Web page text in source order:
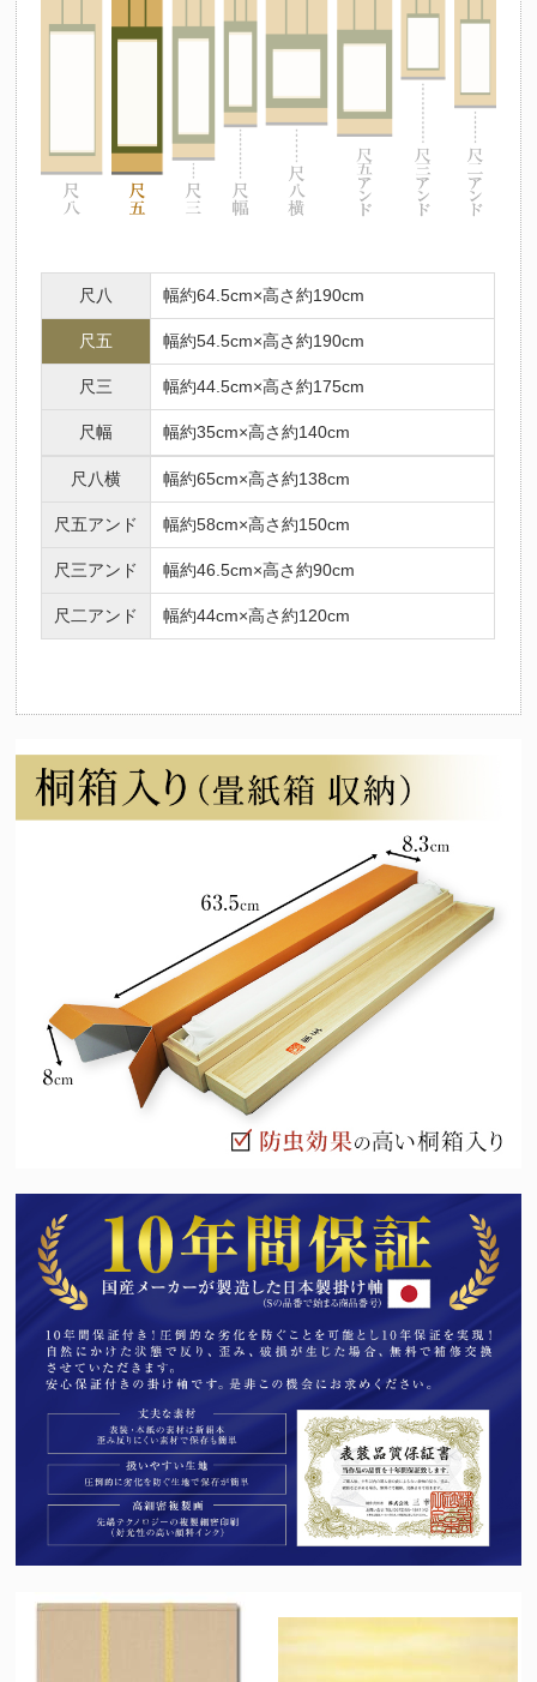
尺八 幅約64.5cm×高さ約190cm
尺五 幅約54.5cm×高さ約190cm
尺三 幅約44.5cm×高さ約175cm
尺幅 幅約35cm×高さ約140cm
尺八横 幅約65cm×高さ約138cm
尺五アンド 幅約58cm×高さ約150cm
尺三アンド 幅約46.5cm×高さ約90cm
尺二アンド 幅約44cm×高さ約120cm